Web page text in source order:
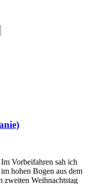
Vorbeifahren sah ich
hohen Bogen aus dem
zweiten Weihnachtstag